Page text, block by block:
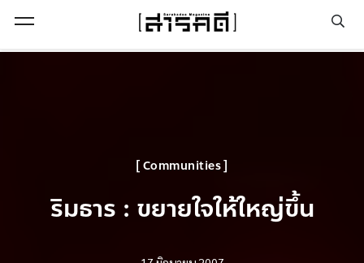
Communities
ริมธาร : ขยายใจให้ใหญ่ขึ้น